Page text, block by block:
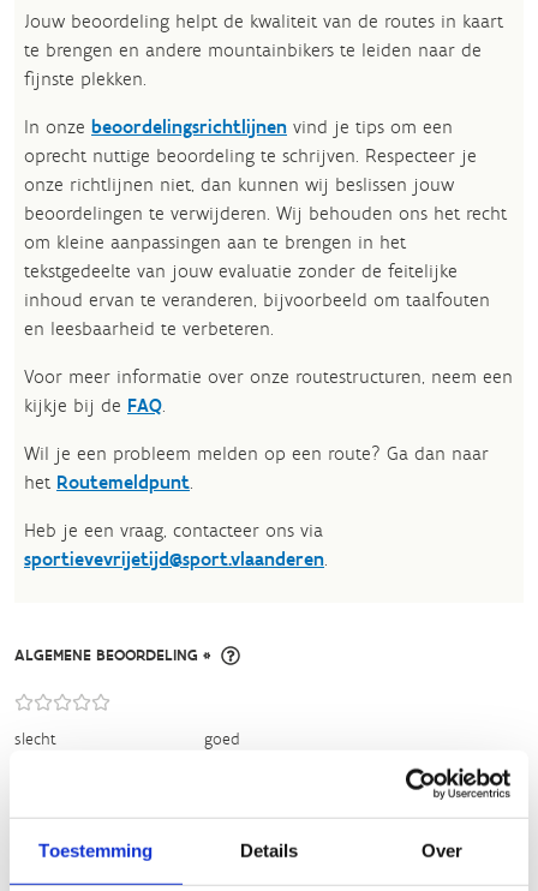
Toestemming Details Over
Jouw beoordeling helpt de kwaliteit van de routes in kaart
te brengen en andere mountainbikers te leiden naar de
fijnste plekken.
In onze beoordelingsrichtlijnen vind je tips om een
oprecht nuttige beoordeling te schrijven. Respecteer je
onze richtlijnen niet, dan kunnen wij beslissen jouw
beoordelingen te verwijderen. Wij behouden ons het recht
om kleine aanpassingen aan te brengen in het
tekstgedeelte van jouw evaluatie zonder de feitelijke
inhoud ervan te veranderen, bijvoorbeeld om taalfouten
en leesbaarheid te verbeteren.​
Voor meer informatie over onze routestructuren, neem een
kijkje bij de FAQ.
Wil je een probleem melden op een route? Ga dan naar
het Routemeldpunt.
Heb je een vraag, contacteer ons via
sportievevrijetijd@sport.vlaanderen.​
ALGEMENE BEOORDELING *
slecht goed
licht zwaar